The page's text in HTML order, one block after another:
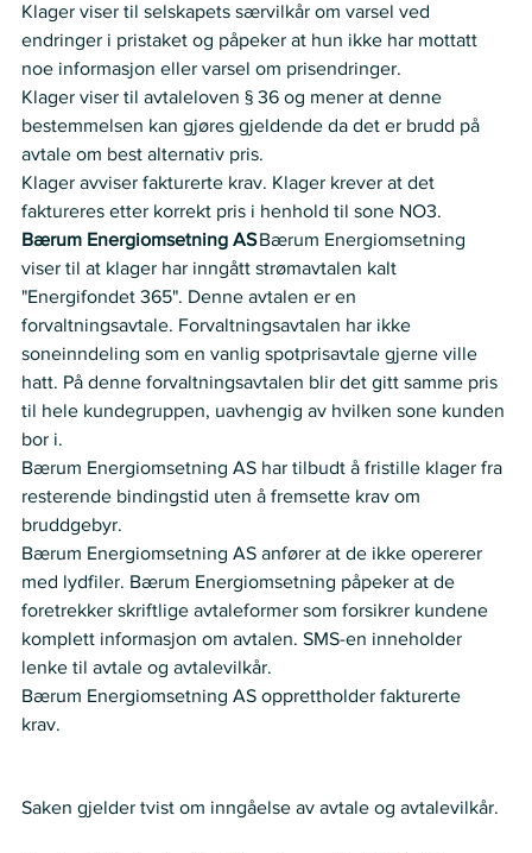
Klager viser til selskapets særvilkår om varsel ved
endringer i pristaket og påpeker at hun ikke har mottatt
noe informasjon eller varsel om prisendringer.
Klager viser til avtaleloven § 36 og mener at denne
bestemmelsen kan gjøres gjeldende da det er brudd på
avtale om best alternativ pris.
Klager avviser fakturerte krav. Klager krever at det
faktureres etter korrekt pris i henhold til sone NO3.
Bærum Energiomsetning AS Bærum Energiomsetning
viser til at klager har inngått strømavtalen kalt
"Energifondet 365". Denne avtalen er en
forvaltningsavtale. Forvaltningsavtalen har ikke
soneinndeling som en vanlig spotprisavtale gjerne ville
hatt. På denne forvaltningsavtalen blir det gitt samme pris
til hele kundegruppen, uavhengig av hvilken sone kunden
bor i.
Bærum Energiomsetning AS har tilbudt å fristille klager fra
resterende bindingstid uten å fremsette krav om
bruddgebyr.
Bærum Energiomsetning AS anfører at de ikke opererer
med lydfiler. Bærum Energiomsetning påpeker at de
foretrekker skriftlige avtaleformer som forsikrer kundene
komplett informasjon om avtalen. SMS-en inneholder
lenke til avtale og avtalevilkår.
Bærum Energiomsetning AS opprettholder fakturerte
krav.
Saken gjelder tvist om inngåelse av avtale og avtalevilkår.